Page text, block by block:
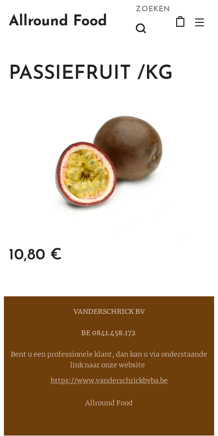
Allround Food
ZOEKEN
PASSIEFRUIT /KG
10,80 €
VANDERSCHRICK BV
BE 0841.458.172
Bent u een professionele klant, dan kan u via onderstaande
link naar onze website
https://www.vanderschrickbvba.be
Allround Food